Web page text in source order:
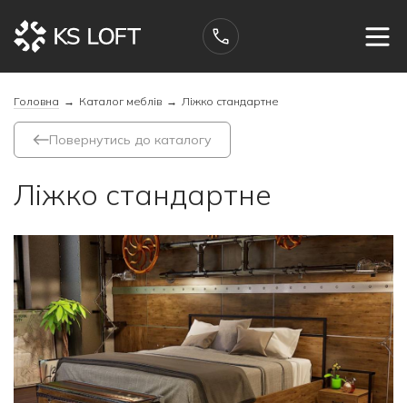
Головна → Каталог меблів → Ліжко стандартне
Повернутись до каталогу
Ліжко стандартне